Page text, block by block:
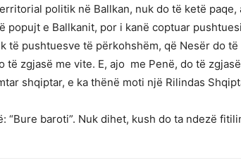
politik në Ballkan, nuk do të ketë paqe,
popujt e Ballkanit, por i kanë coptuar
të pushtuesve të përkohshëm, që Nesër do
të zgjasë me vite. E, ajo me Penë, do të
shqiptar, e ka thënë moti një Rilindas
“Bure baroti”. Nuk dihet, kush do ta ndezë